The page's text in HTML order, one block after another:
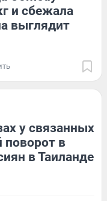
и сбежала
выглядит
у связанных
поворот в
в Таиланде